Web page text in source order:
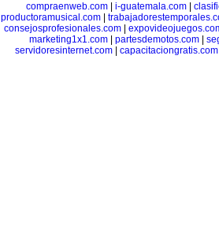
compraenweb.com| i-guatemala.com|
productoramusical.com
consejosprofesionales.com|
marketing1x1.com| partesdemotos.com|
servidoresinternet.com| capacitaciongratis.com